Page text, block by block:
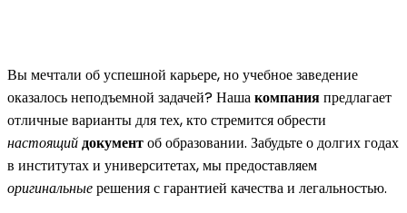
Вы мечтали об успешной карьере, но учебное заведение
оказалось неподъемной задачей? Нашакомпанияпредлагает
отличные варианты для тех, кто стремится обрести
настоящийдокументоб образовании. Забудьте о долгих годах
в институтах и университетах, мы предоставляем
оригинальныерешения с гарантией качества и легальностью.